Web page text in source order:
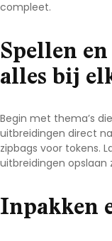
Noord-Holland
Utrecht
Zuid-Holland
compleet.
Spellen
alles bij
Begin met thema’s
uitbreidingen direct
zipbags voor tokens.
uitbreidingen opslaan
Inpakken